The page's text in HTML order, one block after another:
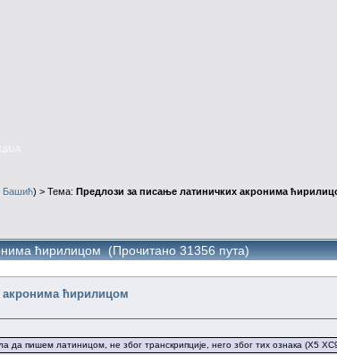
Башић) > Тема: Предлози за писање латиничких акронима
ћирилицом (Прочитано 31356 пута)
акронима ћирилицом
да пишем латиницом, не због транскрипције, него због тих ознака (X5